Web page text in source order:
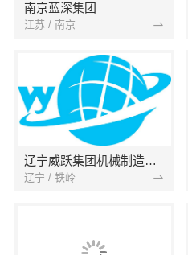
南京蓝深集团
江苏 / 南京
辽宁威跃集团机械制造有限公司
辽宁 / 铁岭